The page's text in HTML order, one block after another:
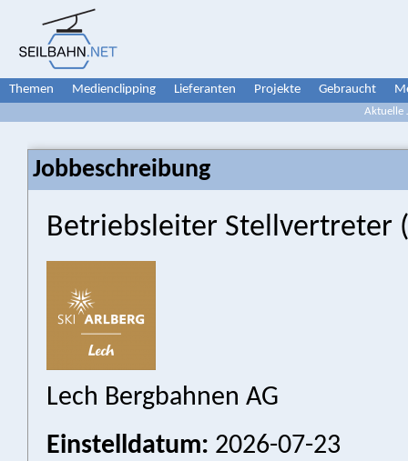
Themen Medienclipping Lieferanten Projekte Gebraucht
Aktuelle
Jobbeschreibung
Betriebsleiter Stellvertreter
Lech Bergbahnen AG
Einstelldatum: 2026-07-23